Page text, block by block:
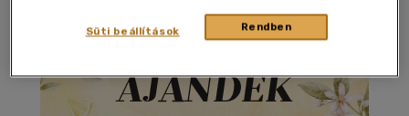
Rendben
Süti beállítások